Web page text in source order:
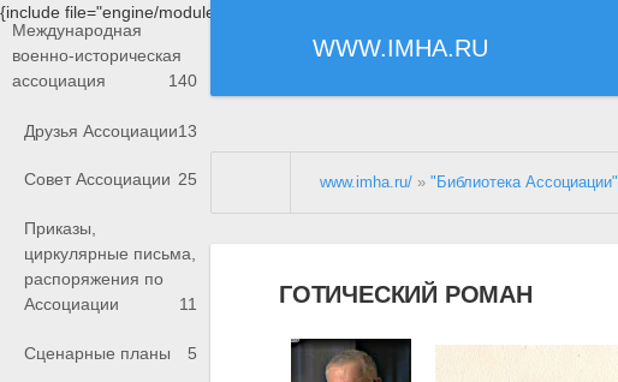
{include file="engine/modules/saperu/head.php"}
WWW.IMHA.RU
Международная
военно-историческая
ассоциация
140
Друзья Ассоциации13
Совет Ассоциации 25
Приказы,
циркулярные письма,
распоряжения по
Ассоциации
11
Сценарные планы 5
www.imha.ru/ »"Библиотека Ассоциации"
ГОТИЧЕСКИЙ РОМАН